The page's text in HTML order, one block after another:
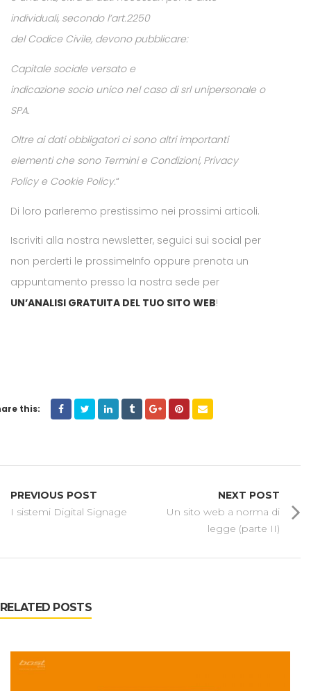
individuali, secondo l’art.2250
del Codice Civile, devono pubblicare:
Capitale sociale versato e
indicazione socio unico nel caso di srl unipersonale o
SPA.
Oltre ai dati obbligatori ci sono altri importanti
elementi che sono Termini e Condizioni, Privacy
Policy e Cookie Policy.“
Di loro parleremo prestissimo nei prossimi articoli.
Iscriviti alla nostra newsletter, seguici sui social per
non perderti le prossimeInfo oppure prenota un
appuntamento presso la nostra sede per
UN’ANALISI GRATUITA DEL TUO SITO WEB!
this:
PREVIOUS POST
I sistemi Digital Signage
NEXT POST
Un sito web a norma di
legge (parte II)
RELATED POSTS